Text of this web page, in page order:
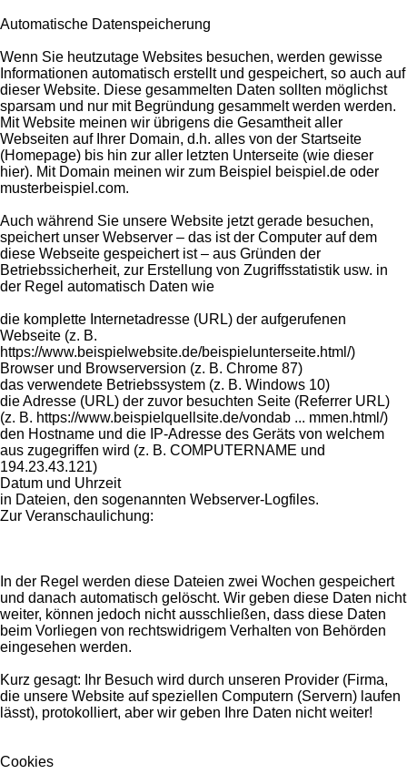
Automatische Datenspeicherung
Wenn Sie heutzutage Websites besuchen, werden gewisse
Informationen automatisch erstellt und gespeichert, so auch auf
dieser Website. Diese gesammelten Daten sollten möglichst
sparsam und nur mit Begründung gesammelt werden werden.
Mit Website meinen wir übrigens die Gesamtheit aller
Webseiten auf Ihrer Domain, d.h. alles von der Startseite
(Homepage) bis hin zur aller letzten Unterseite (wie dieser
hier). Mit Domain meinen wir zum Beispiel beispiel.de oder
musterbeispiel.com.
Auch während Sie unsere Website jetzt gerade besuchen,
speichert unser Webserver – das ist der Computer auf dem
diese Webseite gespeichert ist – aus Gründen der
Betriebssicherheit, zur Erstellung von Zugriffsstatistik usw. in
der Regel automatisch Daten wie
die komplette Internetadresse (URL) der aufgerufenen
Webseite (z. B.
https://www.beispielwebsite.de/beispielunterseite.html/)
Browser und Browserversion (z. B. Chrome 87)
das verwendete Betriebssystem (z. B. Windows 10)
die Adresse (URL) der zuvor besuchten Seite (Referrer URL)
(z. B. https://www.beispielquellsite.de/vondab ... mmen.html/)
den Hostname und die IP-Adresse des Geräts von welchem
aus zugegriffen wird (z. B. COMPUTERNAME und
194.23.43.121)
Datum und Uhrzeit
in Dateien, den sogenannten Webserver-Logfiles.
Zur Veranschaulichung:
In der Regel werden diese Dateien zwei Wochen gespeichert
und danach automatisch gelöscht. Wir geben diese Daten nicht
weiter, können jedoch nicht ausschließen, dass diese Daten
beim Vorliegen von rechtswidrigem Verhalten von Behörden
eingesehen werden.
Kurz gesagt: Ihr Besuch wird durch unseren Provider (Firma,
die unsere Website auf speziellen Computern (Servern) laufen
lässt), protokolliert, aber wir geben Ihre Daten nicht weiter!
Cookies